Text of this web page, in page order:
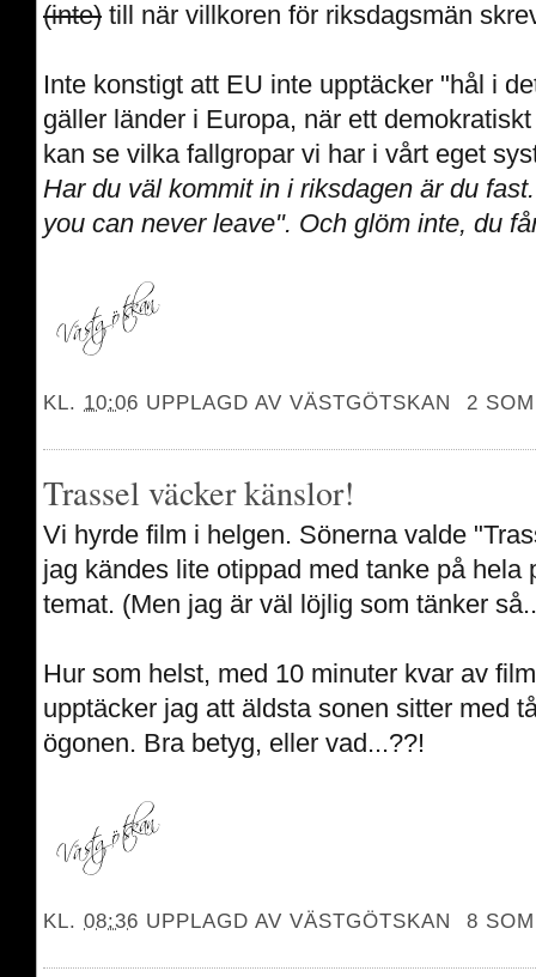
(inte) till när villkoren för riksdagsmän
Inte konstigt att EU inte upptäcker "hål i
gäller länder i Europa, när ett
kan se vilka fallgropar vi har i vårt eget
Har du väl kommit in i riksdagen är du
you can never leave". Och glöm inte, du
KL. 10:06 UPPLAGD AVVÄSTGÖTSKAN 2
Trassel väcker känslor!
Vi hyrde film i helgen. Sönerna valde
jag kändes lite otippad med tanke på hela
temat. (Men jag är väl löjlig som tänker
Hur som helst, med 10 minuter kvar av
upptäcker jag att äldsta sonen sitter med
ögonen. Bra betyg, eller vad...??!
KL.08:36 UPPLAGD AVVÄSTGÖTSKAN 8